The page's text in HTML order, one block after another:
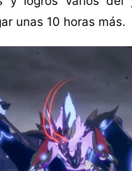
unas 10 horas más.